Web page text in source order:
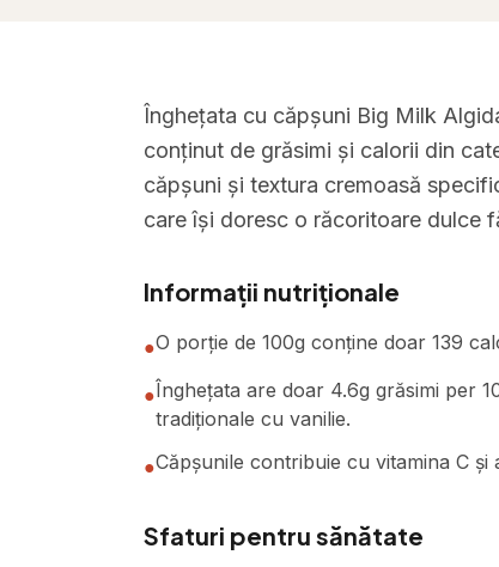
Înghețata cu căpșuni Big Milk
conținut de grăsimi și calorii din
căpșuni și textura cremoasă
care își doresc o răcoritoare dulce
Informații nutriționale
●O porție de 100g conține doar 139
●Înghețata are doar 4.6g grăsimi per
tradiționale cu vanilie.
●Căpșunile contribuie cu vitamina C
Sfaturi pentru sănătate